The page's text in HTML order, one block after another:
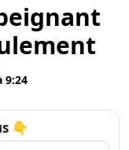
9:24
👇